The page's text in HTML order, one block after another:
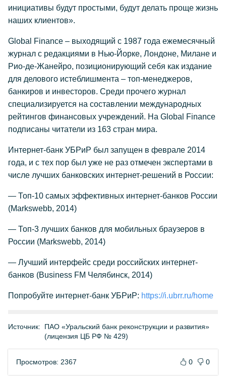
инициативы будут простыми, будут делать проще жизнь
наших клиентов».
Global Finance – выходящий с 1987 года ежемесячный
журнал с редакциями в Нью-Йорке, Лондоне, Милане и
Рио-де-Жанейро, позиционирующий себя как издание
для делового истеблишмента – топ-менеджеров,
банкиров и инвесторов. Среди прочего журнал
специализируется на составлении международных
рейтингов финансовых учреждений. На Global Finance
подписаны читатели из 163 стран мира.
Интернет-банк УБРиР был запущен в феврале 2014
года, и с тех пор был уже не раз отмечен экспертами в
числе лучших банковских интернет-решений в России:
— Топ-10 самых эффективных интернет-банков России
(Markswebb, 2014)
— Топ-3 лучших банков для мобильных браузеров в
России (Markswebb, 2014)
— Лучший интерфейс среди российских интернет-
банков (Business FM Челябинск, 2014)
Попробуйте интернет-банк УБРиР: https://i.ubrr.ru/home
Источник:
ПАО «Уральский банк реконструкции и развития»
(лицензия ЦБ РФ № 429)
Просмотров: 2367 0 0